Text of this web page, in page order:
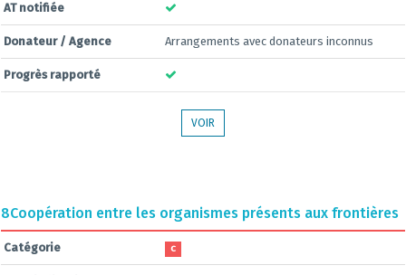
AT notifiée
Donateur / Agence Arrangements avec donateurs inconnus
Progrès rapporté
VOIR
8Coopération entre les organismes présents aux frontières
Catégorie C